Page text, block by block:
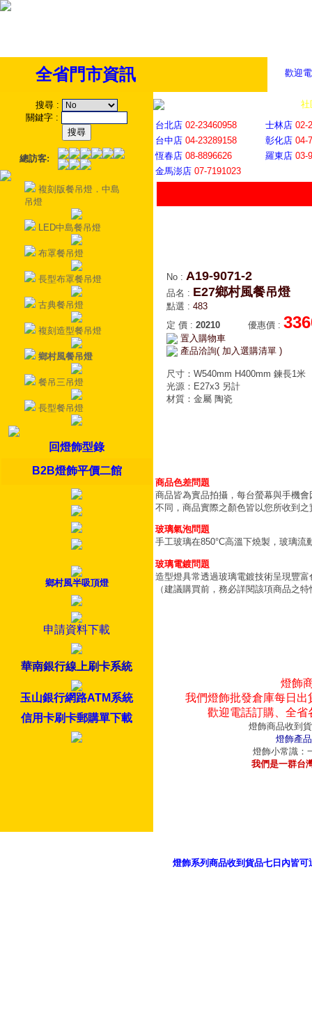
歡迎
全省門市資訊
搜尋 :
關鍵字 :
總訪客:
複刻版餐吊燈．中島
吊燈
LED中島餐吊燈
布罩餐吊燈
長型布罩餐吊燈
古典餐吊燈
複刻造型餐吊燈
鄉村風餐吊燈
餐吊三吊燈
長型餐吊燈
回燈飾型錄
B2B燈飾平價二館
鄉村風半吸頂燈
申請資料下載
華南銀行線上刷卡系統
玉山銀行網路ATM系統
信用卡刷卡郵購單下載
社
台北店 02-23460958 士林店 02-
台中店 04-23289158 彰化店 04-
恆春店 08-8896626 羅東店 03-
金馬澎店 07-7191023
No : A19-9071-2
品名 : E27鄉村風餐吊燈
點選 : 483
定 價 : 20210 優惠價 :
置入購物車
產品洽詢( 加入選購清單 )
尺寸：W540mm H400mm 鍊長1米
光源：E27x3 另計
材質：金屬 陶瓷
商品色差問題
商品皆為實品拍攝，每台螢幕與手機
不同，商品實際之顏色皆以您所收到之
玻璃氣泡問題
手工玻璃在850°C高溫下燒製，玻璃
玻璃電鍍問題
造型燈具常透過玻璃電鍍技術呈現豐
（建議購買前，務必詳閱該項商品之
燈飾
我們燈飾批發倉庫每日
歡迎電話訂購、全
燈飾商品收到
燈飾產
燈飾小常識：
我們是一群台
燈飾系列商品收到貨品七日內皆